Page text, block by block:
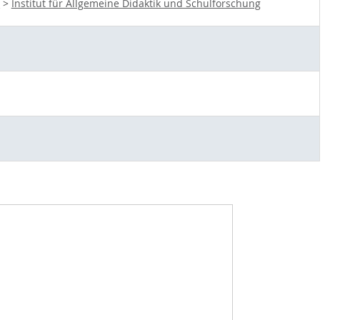
> Institut für Allgemeine Didaktik und Schulforschung